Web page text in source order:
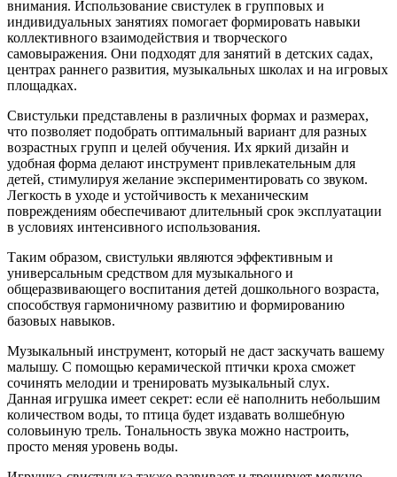
внимания. Использование свистулек в групповых и
индивидуальных занятиях помогает формировать навыки
коллективного взаимодействия и творческого
самовыражения. Они подходят для занятий в детских садах,
центрах раннего развития, музыкальных школах и на игровых
площадках.
Свистульки представлены в различных формах и размерах,
что позволяет подобрать оптимальный вариант для разных
возрастных групп и целей обучения. Их яркий дизайн и
удобная форма делают инструмент привлекательным для
детей, стимулируя желание экспериментировать со звуком.
Легкость в уходе и устойчивость к механическим
повреждениям обеспечивают длительный срок эксплуатации
в условиях интенсивного использования.
Таким образом, свистульки являются эффективным и
универсальным средством для музыкального и
общеразвивающего воспитания детей дошкольного возраста,
способствуя гармоничному развитию и формированию
базовых навыков.
Музыкальный инструмент, который не даст заскучать вашему
малышу. С помощью керамической птички кроха сможет
сочинять мелодии и тренировать музыкальный слух.
Данная игрушка имеет секрет: если её наполнить небольшим
количеством воды, то птица будет издавать волшебную
соловьиную трель. Тональность звука можно настроить,
просто меняя уровень воды.